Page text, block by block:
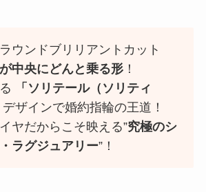
ウンドブリリアントカット
中央にどんと乗る形 ！
「ソリテール（ソリティ
デザインで婚約指輪の王道！
ヤだからこそ映える”究極のシ
ラグジュアリー”！